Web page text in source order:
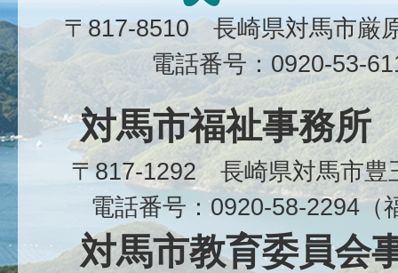
〒817-8510 長崎県対馬市
電話番号：0920-53-
対馬市福祉事務所
〒817-1292 長崎県対馬市
電話番号：0920-58-2294（
対馬市教育委員会